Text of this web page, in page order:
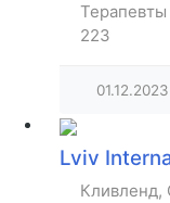
Терапевты
223
01.12.2023
Lviv